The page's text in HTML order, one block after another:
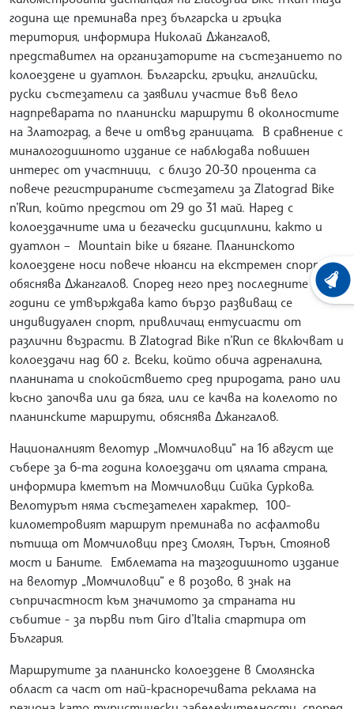
година ще преминава през българска и гръцка
територия, информира Николай Джангалов,
представител на организаторите на състезанието по
колоездене и дуатлон. Български, гръцки, английски,
руски състезатели са заявили участие във вело
надпреварата по планински маршрути в околностите
на Златоград, а вече и отвъд границата. В сравнение с
миналогодишното издание се наблюдава повишен
интерес от участници, с близо 20-30 процента са
повече регистрираните състезатели за Zlatograd Bike
n’Run, който предстои от 29 до 31 май. Наред с
колоездачните има и бегачески дисциплини, както и
дуатлон – Mountain bike и бягане. Планинското
колоездене носи повече нюанси на екстремен спорт,
обяснява Джангалов. Според него през последните
години се утвърждава като бързо развиващ се
индивидуален спорт, привличащ ентусиасти от
различни възрасти. В Zlatograd Bike n’Run се включват и
колоездачи над 60 г. Всеки, който обича адреналина,
планината и спокойствието сред природата, рано или
късно започва или да бяга, или се качва на колелото по
планинските маршрути, обяснява Джангалов.
Националният велотур „Момчиловци“ на 16 август ще
събере за 6-та година колоездачи от цялата страна,
информира кметът на Момчиловци Сийка Суркова.
Велотурът няма състезателен характер, 100-
километровият маршрут преминава по асфалтови
пътища от Момчиловци през Смолян, Търън, Стоянов
мост и Баните. Емблемата на тазгодишното издание
на велотур „Момчиловци“ е в розово, в знак на
съпричастност към значимото за страната ни
събитие - за първи път Giro d’Italia стартира от
България.
Маршрутите за планинско колоездене в Смолянска
област са част от най-красноречивата реклама на